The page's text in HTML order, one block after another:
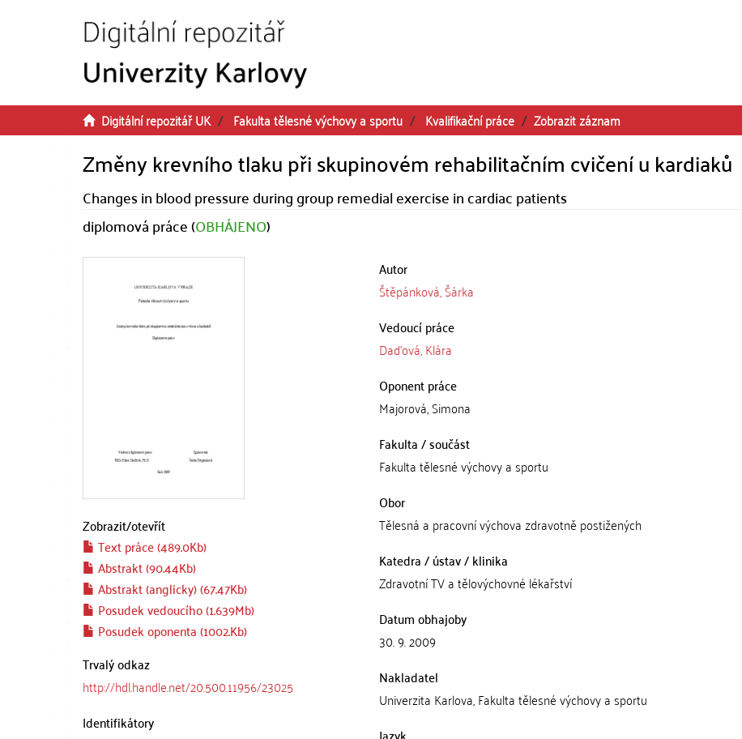
Digitální repozitář UK Fakulta tělesné výchovy a sportu Kvalifikační práce Zobrazit záznam
Změny krevního tlaku při skupinovém rehabilitačním cvičení u kardiaků
Changes in blood pressure during group remedial exercise in cardiac patients
diplomová práce (OBHÁJENO)
Zobrazit/otevřít
Text práce (489.0Kb)
Abstrakt (90.44Kb)
Abstrakt (anglicky) (67.47Kb)
Posudek vedoucího (1.639Mb)
Posudek oponenta (1002.Kb)
Trvalý odkaz
http://hdl.handle.net/20.500.11956/23025
Identifikátory
Autor
Štěpánková, Šárka
Vedoucí práce
Daďová, Klára
Oponent práce
Majorová, Simona
Fakulta / součást
Fakulta tělesné výchovy a sportu
Obor
Tělesná a pracovní výchova zdravotně postižených
Katedra / ústav / klinika
Zdravotní TV a tělovýchovné lékařství
Datum obhajoby
30. 9. 2009
Nakladatel
Univerzita Karlova, Fakulta tělesné výchovy a sportu